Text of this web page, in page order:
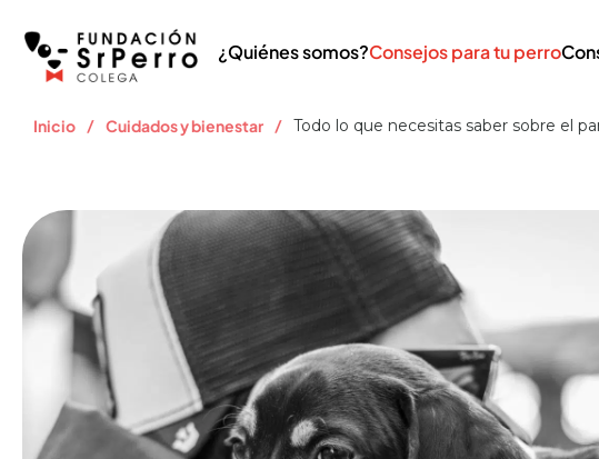
¿Quiénes somos?Consejos para tu perro
Inicio / Cuidados y bienestar / Todo lo que necesitas saber sobre el